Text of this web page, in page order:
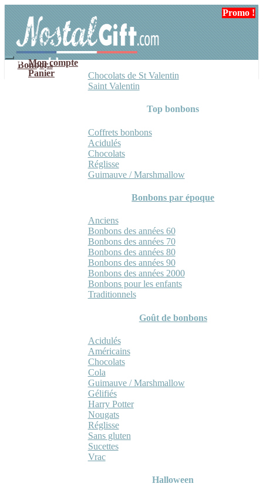
navigation
contenu
Mon compte
Panier
Bonbons
Chocolats de St Valentin
Saint Valentin
Top bonbons
Coffrets bonbons
Acidulés
Chocolats
Réglisse
Guimauve / Marshmallow
Bonbons par époque
Anciens
Bonbons des années 60
Bonbons des années 70
Bonbons des années 80
Bonbons des années 90
Bonbons des années 2000
Bonbons pour les enfants
Traditionnels
Goût de bonbons
Acidulés
Américains
Chocolats
Cola
Guimauve / Marshmallow
Gélifiés
Harry Potter
Nougats
Réglisse
Sans gluten
Sucettes
Vrac
Halloween
Promo !